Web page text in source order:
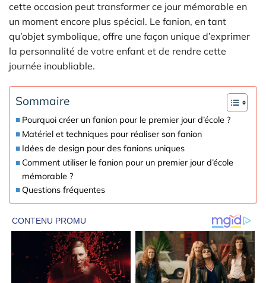
cette occasion peut transformer ce jour mémorable en
un moment encore plus spécial. Le fanion, en tant
qu’objet symbolique, offre une façon unique d’exprimer
la personnalité de votre enfant et de rendre cette
journée inoubliable.
Sommaire
Pourquoi créer un fanion pour le premier jour d’école ?
Matériel et techniques pour réaliser son fanion
Idées de design pour des fanions uniques
Comment utiliser le fanion pour un premier jour d’école
mémorable ?
Questions fréquentes